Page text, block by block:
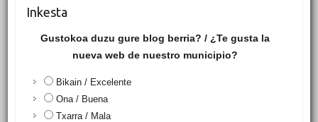
Inkesta
Gustokoa duzu gure blog berria? / ¿Te gusta la
nueva web de nuestro municipio?
Bikain / Excelente
Ona / Buena
Txarra / Mala